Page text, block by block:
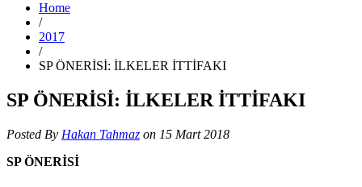
Home
/
2017
/
SP ÖNERİSİ: İLKELER İTTİFAKI
SP ÖNERİSİ: İLKELER İTTİFAKI
Posted By Hakan Tahmaz on 15 Mart 2018
SP ÖNERİSİ